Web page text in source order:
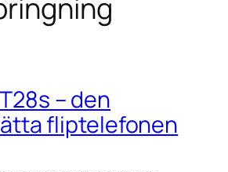
– den
fliptelefonen